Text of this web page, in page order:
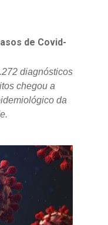
de Covid-
diagnósticos
chegou a
da